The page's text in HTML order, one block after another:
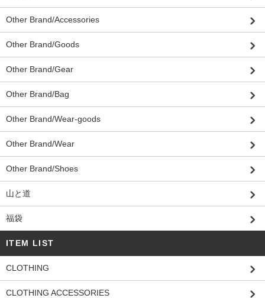
Other Brand/Accessories
Other Brand/Goods
Other Brand/Gear
Other Brand/Bag
Other Brand/Wear-goods
Other Brand/Wear
Other Brand/Shoes
山と道
福袋
ITEM LIST
CLOTHING
CLOTHING ACCESSORIES